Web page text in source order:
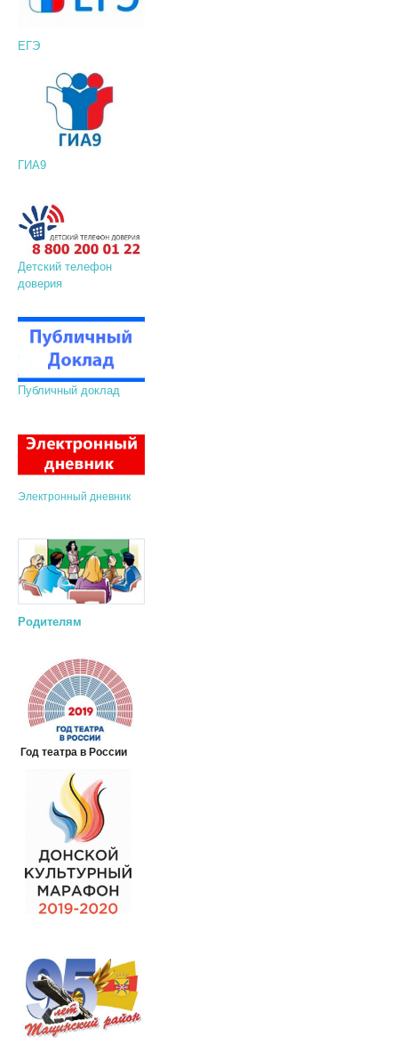
ЕГЭ
ГИА9
Детский телефон
доверия
Публичный доклад
Электронный дневник
Родителям
Год театра в России